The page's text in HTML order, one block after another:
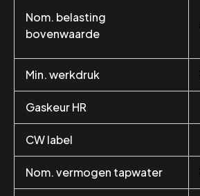
Nom. belasting
bovenwaarde
Min. werkdruk
Gaskeur HR
CW label
Nom. vermogen tapwater